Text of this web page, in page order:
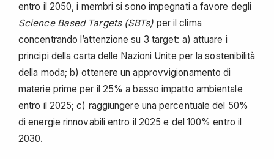
entro il 2050, i membri si sono impegnati a favore degli
Science Based Targets (SBTs) per il clima
concentrando l’attenzione su 3 target: a) attuare i
principi della carta delle Nazioni Unite per la sostenibilità
della moda; b) ottenere un approvvigionamento di
materie prime per il 25% a basso impatto ambientale
entro il 2025; c) raggiungere una percentuale del 50%
di energie rinnovabili entro il 2025 e del 100% entro il
2030.